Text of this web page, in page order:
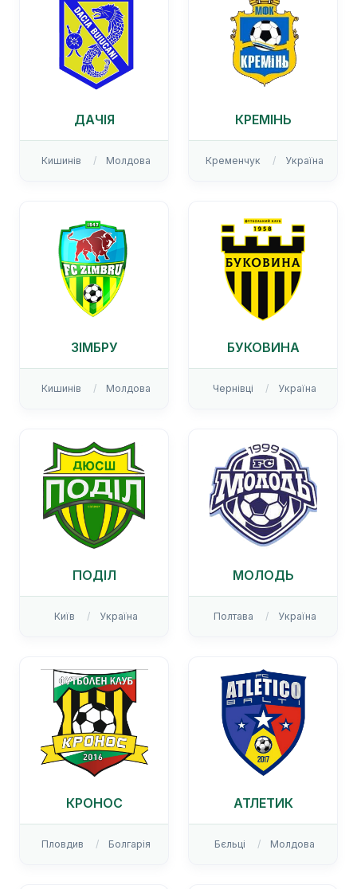
ДАЧІЯ
Кишинів Молдова
КРЕМІНЬ
Кременчук Україна
ЗІМБРУ
Кишинів Молдова
БУКОВИНА
Чернівці Україна
ПОДІЛ
Київ Україна
МОЛОДЬ
Полтава Україна
КРОНОС
Пловдив Болгарія
АТЛЕТИК
Бєльці Молдова